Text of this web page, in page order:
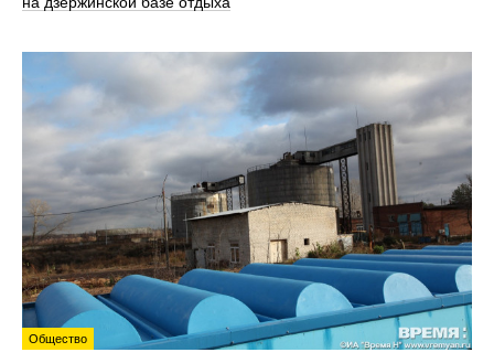
Общество